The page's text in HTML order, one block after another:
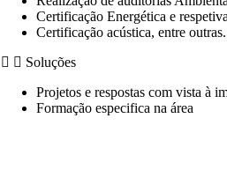
Certificação Energética e
Certificação acústica, entre outras.
Soluções
Projetos e respostas com vista à
Formação especifica na área